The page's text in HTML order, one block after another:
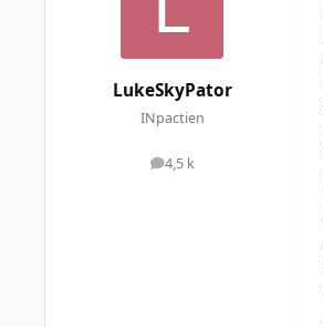
LukeSkyPator
INpactien
4,5 k
messages